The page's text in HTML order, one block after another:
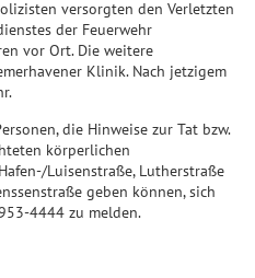
versorgten den Verletzten
der Feuerwehr
vor Ort. Die weitere
Klinik. Nach jetzigem
die Hinweise zur Tat bzw.
körperlichen
Luisenstraße, Lutherstraße
geben können, sich
4444 zu melden.